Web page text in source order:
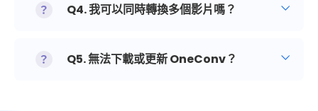
Q4. 我可以同時轉換多個影片嗎？
Q5. 無法下載或更新 OneConv？